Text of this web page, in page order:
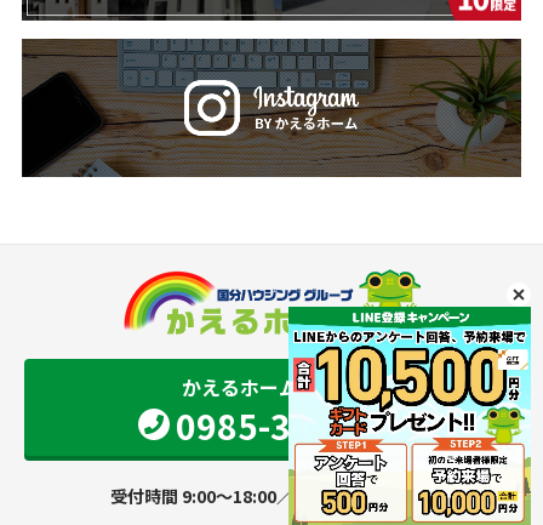
かえるホーム 宮崎店
0985-34-9501
受付時間 9:00～18:00／定休日 火・水曜日